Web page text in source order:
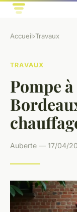
Accueil›Travaux
TRAVAUX
Pompe
Auberte — 17/04/